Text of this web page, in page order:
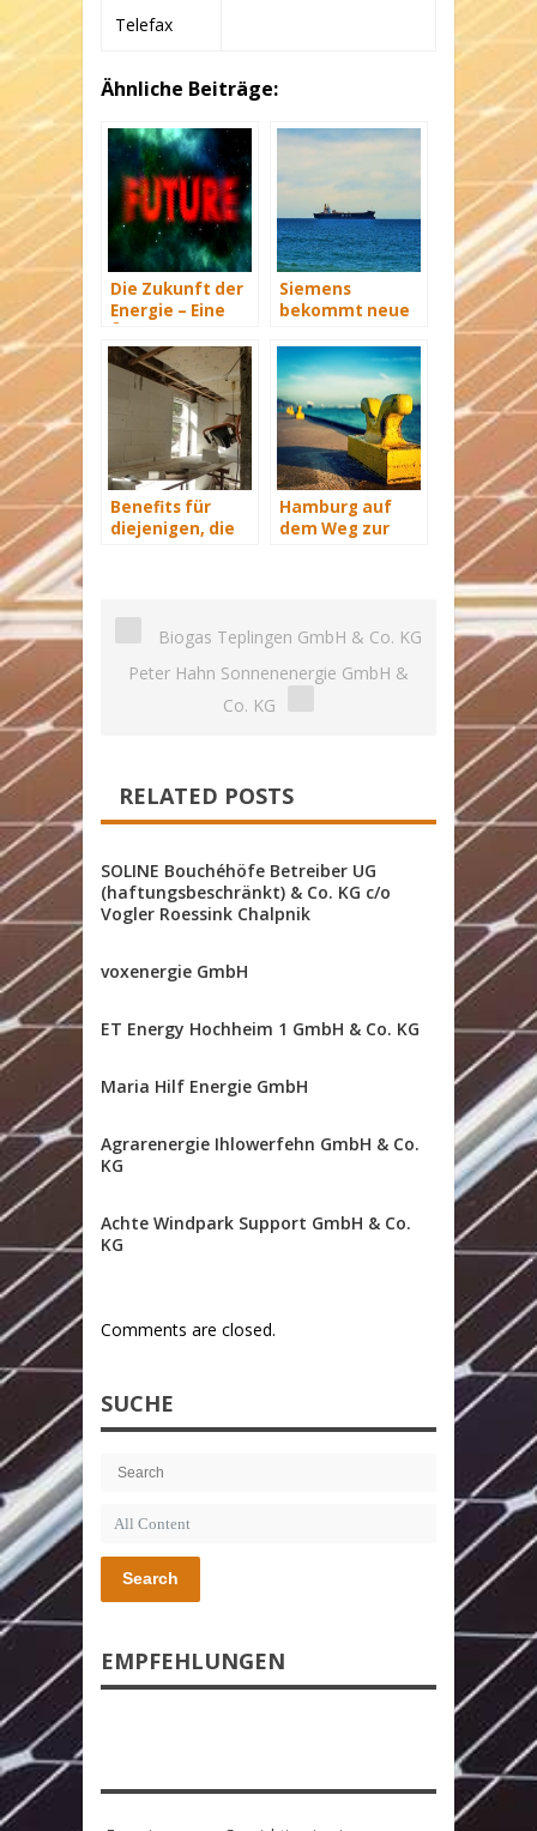
Telefax
Ähnliche Beiträge:
Die Zukunft der
Energie – Eine
Siemens
bekommt neue
Schiffe
Benefits für
diejenigen, die
Hamburg auf
dem Weg zur
Biogas Teplingen GmbH & Co. KG
Peter Hahn Sonnenenergie GmbH &
Co. KG
RELATED POSTS
SOLINE Bouchéhöfe Betreiber UG
(haftungsbeschränkt) & Co. KG c/o
Vogler Roessink Chalpnik
voxenergie GmbH
ET Energy Hochheim 1 GmbH & Co. KG
Maria Hilf Energie GmbH
Agrarenergie Ihlowerfehn GmbH & Co.
KG
Achte Windpark Support GmbH & Co.
KG
Comments are closed.
SUCHE
Search
EMPFEHLUNGEN